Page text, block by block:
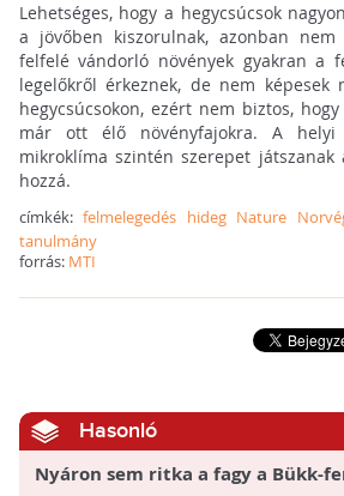
Lehetséges, hogy a hegycsúcsok
a jövőben kiszorulnak, azonban
felfelé vándorló növények gyakran a
legelőkről érkeznek, de nem képesek
hegycsúcsokon, ezért nem biztos,
már ott élő növényfajokra. A helyi
mikroklíma szintén szerepet
hozzá.
címkék: felmelegedés hideg Nature
tanulmány
forrás: MTI
Hasonló
Nyáron sem ritka a fagy a Bükk-